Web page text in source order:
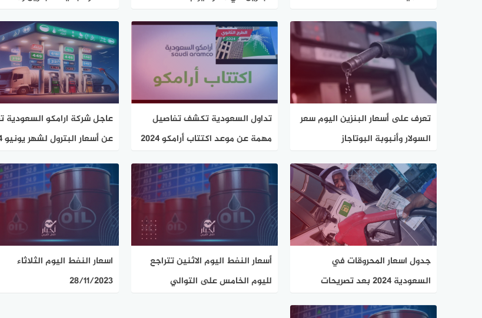
تعرف على أسعار البنزين اليوم سعر
السولار وأنبوبة البوتاجاز
تداول السعودية تكشف تفاصيل
مهمة عن موعد اكتتاب أرامكو 2024
عاجل شركة ارامكو السعودية
عن أسعار البترول لشهر يونيو 2024
جدول اسعار المحروقات في
السعودية 2024 بعد تصريحات
أسعار النفط اليوم الاثنين تتراجع
لليوم الخامس على التوالي
اسعار النفط اليوم الثلاثاء
28/11/2023